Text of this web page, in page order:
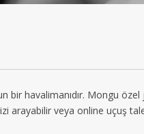
bir havalimanıdır. Mongu
arayabilir veya online uçuş